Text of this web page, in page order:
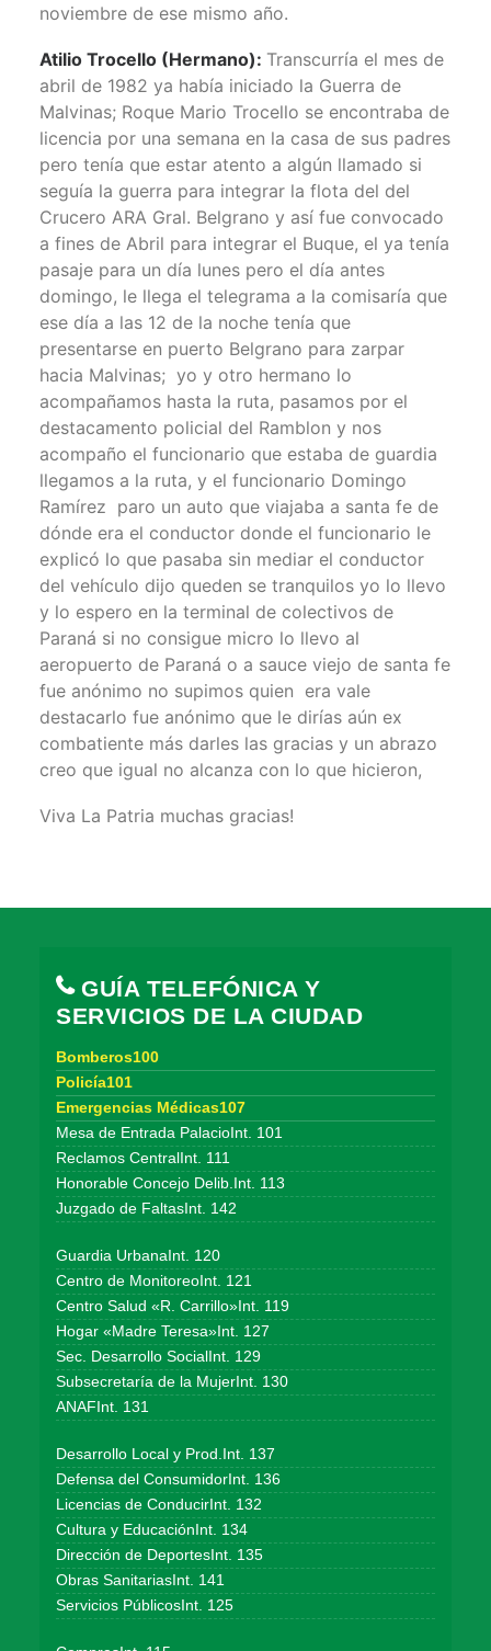
noviembre de ese mismo año.
Atilio Trocello (Hermano): Transcurría el mes de
abril de 1982 ya había iniciado la Guerra de
Malvinas; Roque Mario Trocello se encontraba de
licencia por una semana en la casa de sus padres
pero tenía que estar atento a algún llamado si
seguía la guerra para integrar la flota del del
Crucero ARA Gral. Belgrano y así fue convocado
a fines de Abril para integrar el Buque, el ya tenía
pasaje para un día lunes pero el día antes
domingo, le llega el telegrama a la comisaría que
ese día a las 12 de la noche tenía que
presentarse en puerto Belgrano para zarpar
hacia Malvinas; yo y otro hermano lo
acompañamos hasta la ruta, pasamos por el
destacamento policial del Ramblon y nos
acompaño el funcionario que estaba de guardia
llegamos a la ruta, y el funcionario Domingo
Ramírez paro un auto que viajaba a santa fe de
dónde era el conductor donde el funcionario le
explicó lo que pasaba sin mediar el conductor
del vehículo dijo queden se tranquilos yo lo llevo
y lo espero en la terminal de colectivos de
Paraná si no consigue micro lo llevo al
aeropuerto de Paraná o a sauce viejo de santa fe
fue anónimo no supimos quien era vale
destacarlo fue anónimo que le dirías aún ex
combatiente más darles las gracias y un abrazo
creo que igual no alcanza con lo que hicieron,
Viva La Patria muchas gracias!
GUÍA TELEFÓNICA Y
SERVICIOS DE LA CIUDAD
Bomberos100
Policía101
Emergencias Médicas107
Mesa de Entrada PalacioInt. 101
Reclamos CentralInt. 111
Honorable Concejo Delib.Int. 113
Juzgado de FaltasInt. 142
Guardia UrbanaInt. 120
Centro de MonitoreoInt. 121
Centro Salud «R. Carrillo»Int. 119
Hogar «Madre Teresa»Int. 127
Sec. Desarrollo SocialInt. 129
Subsecretaría de la MujerInt. 130
ANAFInt. 131
Desarrollo Local y Prod.Int. 137
Defensa del ConsumidorInt. 136
Licencias de ConducirInt. 132
Cultura y EducaciónInt. 134
Dirección de DeportesInt. 135
Obras SanitariasInt. 141
Servicios PúblicosInt. 125